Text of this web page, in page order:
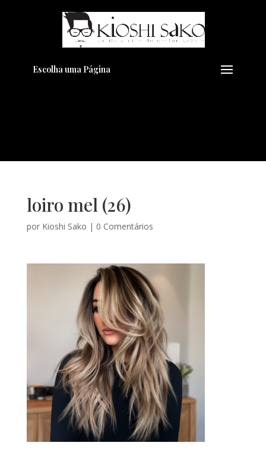
Escolha uma Página
loiro mel (26)
por Kioshi Sako | 0 Comentários
Pensando em transformar seu
Visual??